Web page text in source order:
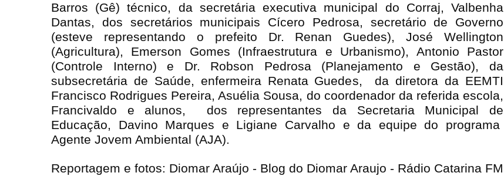
Barros (Gê) técnico, da secretária executiva municipal do Corraj, Valbenha
Dantas, dos secretários municipais Cícero Pedrosa, secretário de Governo
(esteve representando o prefeito Dr. Renan Guedes), José Wellington
(Agricultura), Emerson Gomes (Infraestrutura e Urbanismo), Antonio Pastor
(Controle Interno) e Dr. Robson Pedrosa (Planejamento e Gestão), da
subsecretária de Saúde, enfermeira Renata Guedes, da diretora da EEMTI
Francisco Rodrigues Pereira, Asuélia Sousa, do coordenador da referida escola,
Francivaldo e alunos, dos representantes da Secretaria Municipal de
Educação, Davino Marques e Ligiane Carvalho e da equipe do programa
Agente Jovem Ambiental (AJA).
Reportagem e fotos: Diomar Araújo - Blog do Diomar Araujo - Rádio Catarina FM